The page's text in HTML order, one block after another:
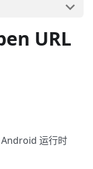
URL
Android 运行时